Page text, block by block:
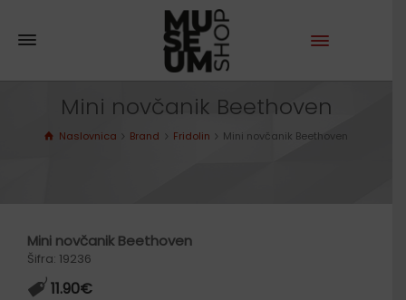
Mini novčanik Beethoven
Naslovnica Brand Fridolin Mini novčanik Beethoven
Mini novčanik Beethoven
Šifra: 19236
11.90€